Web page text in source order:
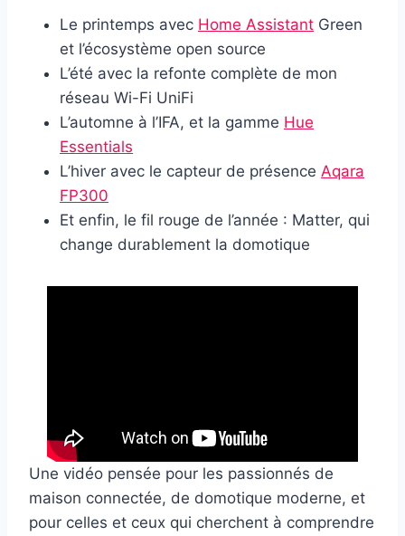
Le printemps avec Home Assistant Green
et l’écosystème open source
L’été avec la refonte complète de mon
réseau Wi-Fi UniFi
L’automne à l’IFA, et la gamme Hue
Essentials
L’hiver avec le capteur de présence Aqara
FP300
Et enfin, le fil rouge de l’année : Matter, qui
change durablement la domotique
Une vidéo pensée pour les passionnés de
maison connectée, de domotique moderne, et
pour celles et ceux qui cherchent à comprendre